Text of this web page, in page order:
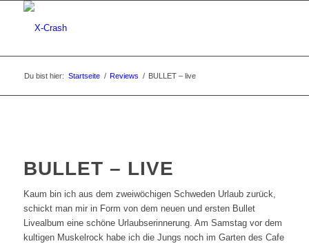
Du bist hier: Startseite / Reviews / BULLET – live
BULLET – LIVE
Kaum bin ich aus dem zweiwöchigen Schweden Urlaub zurück,
schickt man mir in Form von dem neuen und ersten Bullet
Livealbum eine schöne Urlaubserinnerung. Am Samstag vor dem
kultigen Muskelrock habe ich die Jungs noch im Garten des Cafe